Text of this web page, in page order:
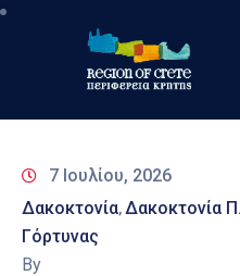
Περιφέρεια
&
Δράσεις
7 Ιουλίου, 2026
Δακοκτονία‚Δακοκτονία
Γόρτυνας
By